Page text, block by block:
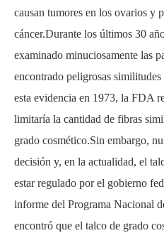
causan tumores en los ovarios y
cáncer.Durante los últimos 30
examinado minuciosamente las
encontrado peligrosas similitudes
esta evidencia en 1973, la FDA
limitaría la cantidad de fibras
grado cosmético.Sin embargo,
decisión y, en la actualidad, el
estar regulado por el gobierno
informe del Programa Nacional
encontró que el talco de grado